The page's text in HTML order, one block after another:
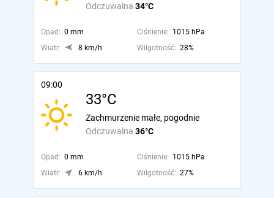
Odczuwalna 34°C
Opad: 0 mm Ciśnienie: 1015 hPa
Wiatr:
8 km/h Wilgotność: 28%
09:00
33°C
Odczuwalna 36°C
Zachmurzenie małe, pogodnie
Opad: 0 mm Ciśnienie: 1015 hPa
Wiatr:
6 km/h Wilgotność: 27%